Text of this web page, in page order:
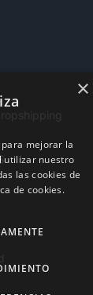
×
mejorar la
utilizar nuestro
las cookies de
de cookies.